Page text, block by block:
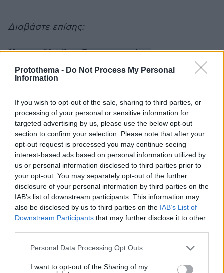
Protothema - Do Not Process My Personal
Information
If you wish to opt-out of the sale, sharing to third parties, or
processing of your personal or sensitive information for
targeted advertising by us, please use the below opt-out
section to confirm your selection. Please note that after your
opt-out request is processed you may continue seeing
interest-based ads based on personal information utilized by
us or personal information disclosed to third parties prior to
your opt-out. You may separately opt-out of the further
disclosure of your personal information by third parties on the
IAB’s list of downstream participants. This information may
also be disclosed by us to third parties on the IAB’s List of
Downstream Participants that may further disclose it to other
Please note that this website/app uses one or more Google
not limited to your visit or usage behaviour. You may click to
Personal Data Processing Opt Outs
I want to opt-out of the Sharing of my
Διαβάστε επίσης:
Κορωνοϊός: Άνοιξε τους ναούς ο
Μητροπολίτης Κυθήρων - Σχηματίστηκε
δικογραφία σε βάρος του
Κορωνοϊός: Προς κλείσιμο για τους
προσκυνητές το Άγιον Όρος
Κορωνοϊός - Αρχιεπισκοπή Αμερικής: Κλειστά
τα γραφεία - Μέσω τηλεόρασης οι λειτουργίες
Ακολουθήστε τοprotothema.gr στο Google News
και μάθετε πρώτοι όλες τις ειδήσεις
Protothema.gr